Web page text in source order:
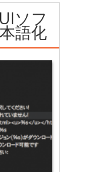
ソフ
語化